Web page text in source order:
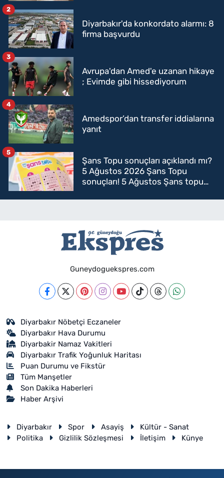
Diyarbakır'da konkordato alarmı: 8
firma başvurdu
2
Avrupa'dan Amed'e uzanan hikaye
; Evimde gibi hissediyorum
3
Amedspor’dan transfer iddialarına
yanıt
4
Şans Topu sonuçları açıklandı mı?
5 Ağustos 2026 Şans Topu
sonuçları! 5 Ağustos Şans topu
5
Guneydoguekspres.com
Diyarbakır Nöbetçi Eczaneler
Diyarbakır Hava Durumu
Diyarbakir Namaz Vakitleri
Diyarbakır Trafik Yoğunluk Haritası
Puan Durumu ve Fikstür
Tüm Manşetler
Son Dakika Haberleri
Haber Arşivi
Diyarbakır Spor Asayiş
Kültür - Sanat
Politika
Gizlilik Sözleşmesi İletişim Künye